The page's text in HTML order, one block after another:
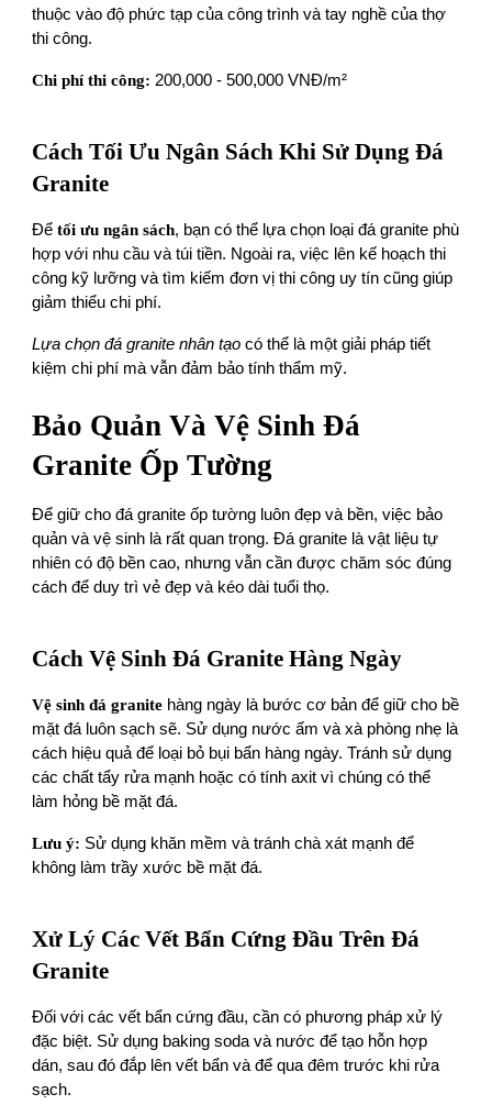
thuộc vào độ phức tạp của công trình và tay nghề của thợ
thi công.
Chi phí thi công: 200,000 - 500,000 VNĐ/m²
Cách Tối Ưu Ngân Sách Khi Sử Dụng Đá
Granite
Đểtối ưu ngân sách, bạn có thể lựa chọn loại đá granite phù
hợp với nhu cầu và túi tiền. Ngoài ra, việc lên kế hoạch thi
công kỹ lưỡng và tìm kiếm đơn vị thi công uy tín cũng giúp
giảm thiểu chi phí.
Lựa chọn đá granite nhân tạo có thể là một giải pháp tiết
kiệm chi phí mà vẫn đảm bảo tính thẩm mỹ.
Bảo Quản Và Vệ Sinh Đá
Granite Ốp Tường
Để giữ cho đá granite ốp tường luôn đẹp và bền, việc bảo
quản và vệ sinh là rất quan trọng. Đá granite là vật liệu tự
nhiên có độ bền cao, nhưng vẫn cần được chăm sóc đúng
cách để duy trì vẻ đẹp và kéo dài tuổi thọ.
Cách Vệ Sinh Đá Granite Hàng Ngày
Vệ sinh đá granite hàng ngày là bước cơ bản để giữ cho bề
mặt đá luôn sạch sẽ. Sử dụng nước ấm và xà phòng nhẹ là
cách hiệu quả để loại bỏ bụi bẩn hàng ngày. Tránh sử dụng
các chất tẩy rửa mạnh hoặc có tính axit vì chúng có thể
làm hỏng bề mặt đá.
Lưu ý: Sử dụng khăn mềm và tránh chà xát mạnh để
không làm trầy xước bề mặt đá.
Xử Lý Các Vết Bẩn Cứng Đầu Trên Đá
Granite
Đối với các vết bẩn cứng đầu, cần có phương pháp xử lý
đặc biệt. Sử dụng baking soda và nước để tạo hỗn hợp
dán, sau đó đắp lên vết bẩn và để qua đêm trước khi rửa
sạch.